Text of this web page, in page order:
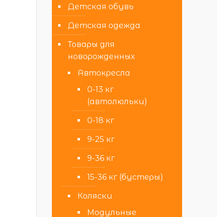
Детская обувь
Детская одежда
Товары для
новорожденных
Автокресла
0-13 кг
(автолюльки)
0-18 кг
9-25 кг
9-36 кг
15-36 кг (бустеры)
Коляски
Модульные